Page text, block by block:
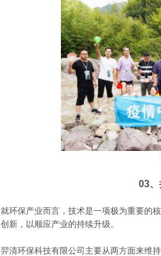
03
就环保产业而言，技术是一项极为重要的
创新，以顺应产业的持续升级。
羿清环保科技有限公司主要从两方面来维